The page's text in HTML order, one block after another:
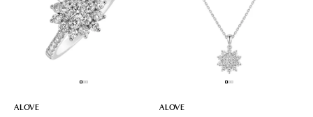
ALOVE
ALOVE